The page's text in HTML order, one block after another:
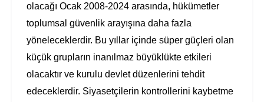
olacağı Ocak 2008-2024 arasında, hükümetler
toplumsal güvenlik arayışına daha fazla
yöneleceklerdir. Bu yıllar içinde süper güçleri olan
küçük grupların inanılmaz büyüklükte etkileri
olacaktır ve kurulu devlet düzenlerini tehdit
edeceklerdir. Siyasetçilerin kontrollerini kaybetme